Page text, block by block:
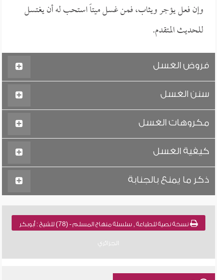
وإن فعل يؤجر ويثاب، فمن غسل ميتاً استحب له أن يغتسل
للحديث المتقدم.
فروض الغسل
سنن الغسل
مكروهات الغسل
كيفية الغسل
ذكر ما يمنع بالجنابة
نسخة نصية للطباعة , سلسلة منهاج المسلم - (78) للشيخ : أبوبكر
الجزائري